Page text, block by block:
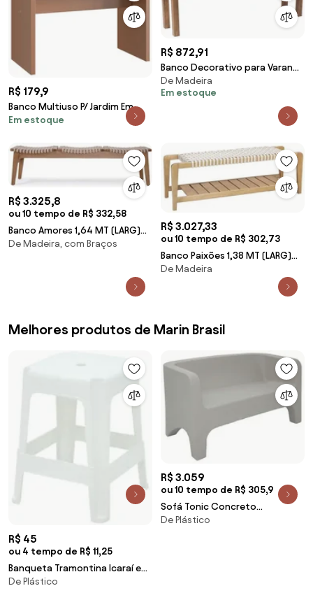
R$ 179,9
Banco Multiuso P/ Jardim Em
Mdp Pés Em Chapa - Ceramic
Em estoque
R$ 872,91
Banco Decorativo para Varanda
Cozinha Dumai 190cm Madeira
Maciça Walnut Escovado G54 -
De Madeira
Em estoque
R$ 3.325,8
ou 10 tempo de R$ 332,58
Banco Amores 1,64 MT (LARG)
Assento Corda cor Areia
De Madeira, com Braços
R$ 3.027,33
ou 10 tempo de R$ 302,73
Banco Paixões 1,38 MT (LARG)
Assento Corda cor Areia
Estrutura em Madeira Amêndoa
De Madeira
Melhores produtos de Marin Brasil
R$ 45
ou 4 tempo de R$ 11,25
Banqueta Tramontina Icaraí em
Polipropileno Branco
De Plástico
R$ 3.059
ou 10 tempo de R$ 305,9
Sofá Tonic Concreto
Tramontina 92717210
De Plástico